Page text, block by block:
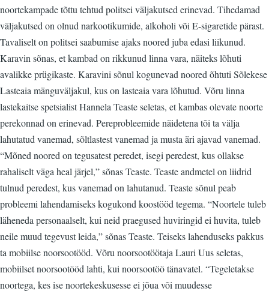
noortekampade tõttu tehtud politsei väljakutsed erinevad. Tihedamad
väljakutsed on olnud narkootikumide, alkoholi või E-sigaretide pärast.
Tavaliselt on politsei saabumise ajaks noored juba edasi liikunud.
Karavin sõnas, et kambad on rikkunud linna vara, näiteks lõhuti
avalikke prügikaste. Karavini sõnul kogunevad noored õhtuti Sõlekese
Lasteaia mänguväljakul, kus on lasteaia vara lõhutud. Võru linna
lastekaitse spetsialist Hannela Teaste seletas, et kambas olevate noorte
perekonnad on erinevad. Pereprobleemide näidetena tõi ta välja
lahutatud vanemad, sõltlastest vanemad ja musta äri ajavad vanemad.
“Mõned noored on tegusatest peredet, isegi peredest, kus ollakse
rahaliselt väga heal järjel,” sõnas Teaste. Teaste andmetel on liidrid
tulnud peredest, kus vanemad on lahutanud. Teaste sõnul peab
probleemi lahendamiseks kogukond koostööd tegema. “Noortele tuleb
läheneda personaalselt, kui neid praegused huviringid ei huvita, tuleb
neile muud tegevust leida,” sõnas Teaste. Teiseks lahenduseks pakkus
ta mobiilse noorsootööd. Võru noorsootöötaja Lauri Uus seletas,
mobiilset noorsootööd lahti, kui noorsootöö tänavatel. “Tegeletakse
noortega, kes ise noortekeskusesse ei jõua või muudesse